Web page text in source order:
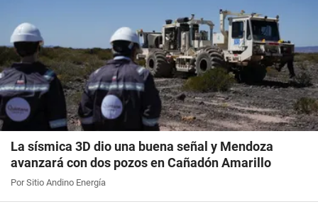
La sísmica 3D dio una buena señal y Mendoza
avanzará con dos pozos en Cañadón Amarillo
Por Sitio Andino Energía